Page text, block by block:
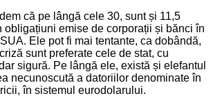
că pe lângă cele 30, sunt și 11,5
obligațiuni emise de corporații și bănci în
Ele pot fi mai tentante, ca dobândă,
sunt preferate cele de stat, cu
sigură. Pe lângă ele, există și elefantul
necunoscută a datoriilor denominate în
în sistemul eurodolarului.